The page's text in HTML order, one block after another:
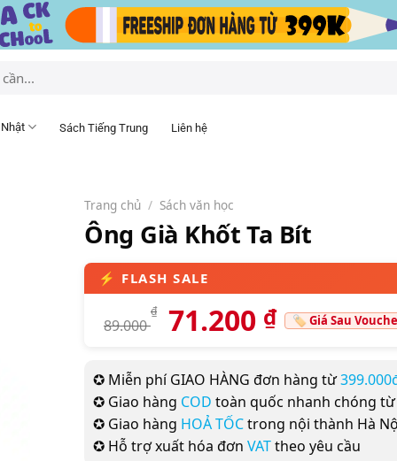
Sách Tiếng Trung Liên hệ
Trang chủ / Sách văn học
Ông Già Khốt Ta Bít
89.000
₫ 71.200 ₫
✪ Miễn phí GIAO HÀNG đơn hàng từ
✪ Giao hàng COD toàn quốc nhanh chóng
✪ Giao hàng HOẢ TỐCtrong nội thành Hà
✪ Hỗ trợ xuất hóa đơn VATtheo yêu cầu